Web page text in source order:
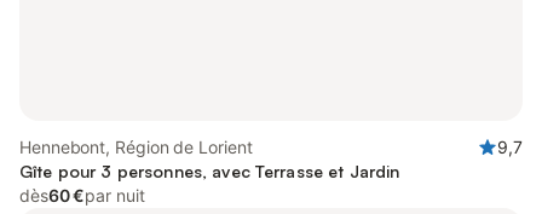
Hennebont, Région de Lorient
9,7
Gîte pour 3 personnes, avec Terrasse et Jardin
dès60 €par nuit